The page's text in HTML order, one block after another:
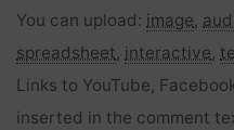
You can upload: image,
spreadsheet, interactive,
Links to YouTube,
inserted in the comment